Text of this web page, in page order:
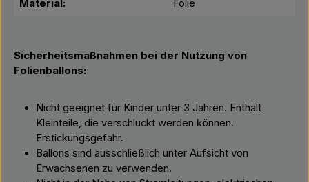
Material: Folie
Sicherheitsmaßnahmen bei der Nutzung von
Folienballons:
Nicht geeignet für Kinder unter 3 Jahren. Enthält
Kleinteile, die verschluckt werden können.
Erstickungsgefahr.
Ballons sind ausschließlich unter Aufsicht von
Erwachsenen zu verwenden.